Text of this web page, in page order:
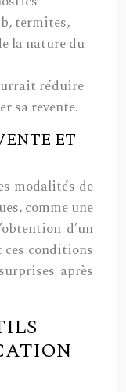
termites,
la nature du
réduire
sa revente.
ET
modalités de
comme une
d’un
conditions
après